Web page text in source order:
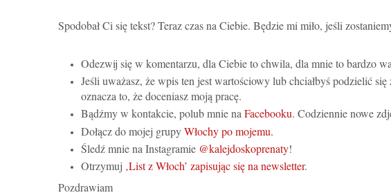
Spodobał Ci się tekst? Teraz czas na Ciebie. Będzie mi miło, jeśli
Odezwij się w komentarzu, dla Ciebie to chwila, dla mnie to bardzo
Jeśli uważasz, że wpis ten jest wartościowy lub chciałbyś podzielić
oznacza to, że doceniasz moją pracę.
Bądźmy w kontakcie, polub mnie naFacebooku. Codziennie nowe
Dołącz do mojej grupyWłochy po mojemu.
Śledź mnie na Instagramie @kalejdoskoprenaty!
Otrzymuj ‚List z Włoch’ zapisując się na newsletter.
Pozdrawiam